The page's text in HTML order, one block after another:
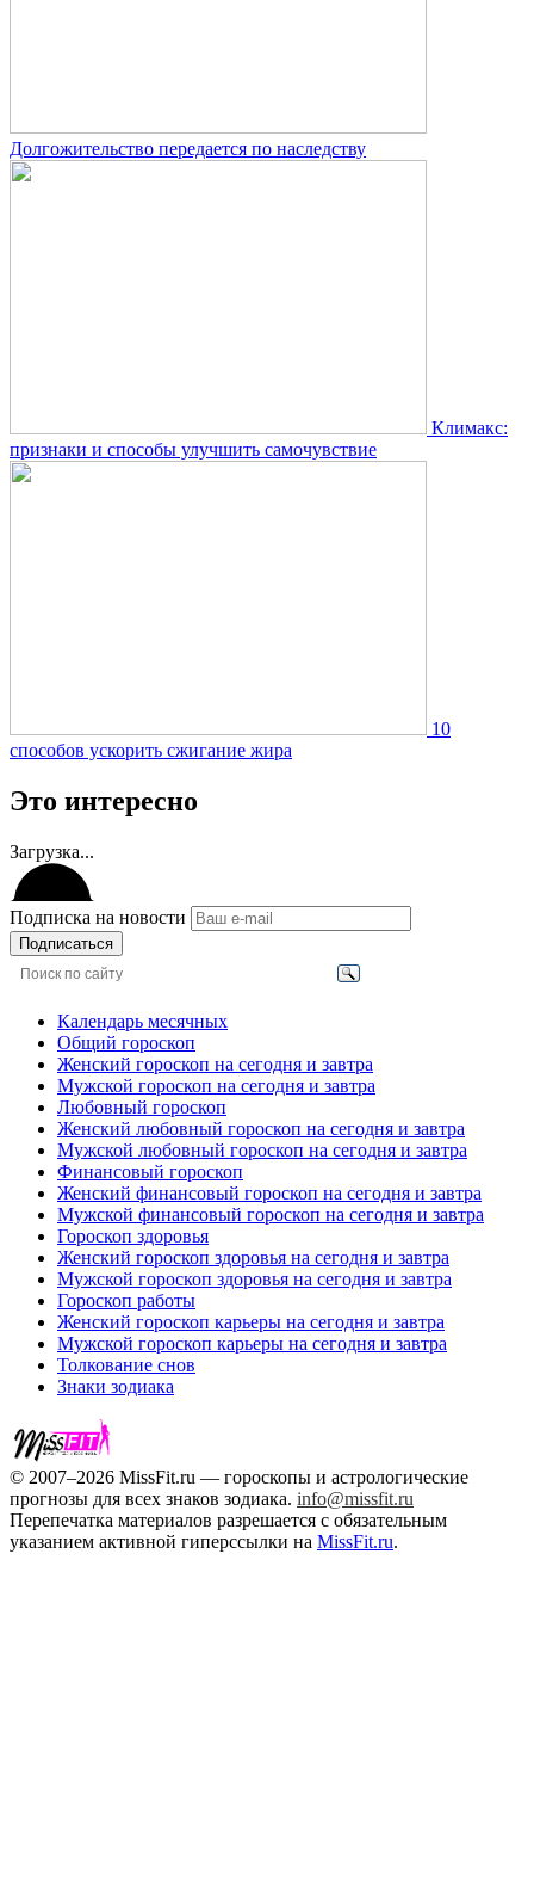
Долгожительство передается по наследству
Климакс:
признаки и способы улучшить самочувствие
10
способов ускорить сжигание жира
Это интересно
Загрузка...
Подписка на новости
Подписаться
Календарь месячных
Общий гороскоп
Женский гороскоп на сегодня и завтра
Мужской гороскоп на сегодня и завтра
Любовный гороскоп
Женский любовный гороскоп на сегодня и завтра
Мужской любовный гороскоп на сегодня и завтра
Финансовый гороскоп
Женский финансовый гороскоп на сегодня и завтра
Мужской финансовый гороскоп на сегодня и завтра
Гороскоп здоровья
Женский гороскоп здоровья на сегодня и завтра
Мужской гороскоп здоровья на сегодня и завтра
Гороскоп работы
Женский гороскоп карьеры на сегодня и завтра
Мужской гороскоп карьеры на сегодня и завтра
Толкование снов
Знаки зодиака
© 2007–2026 MissFit.ru — гороскопы и астрологические
прогнозы для всех знаков зодиака. info@missfit.ru
Перепечатка материалов разрешается с обязательным
указанием активной гиперссылки на MissFit.ru.